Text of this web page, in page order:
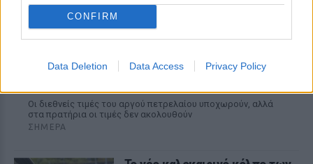
CONFIRM
Data Deletion Data Access Privacy Policy
Καύσιμα «φωτιά»: Η βενζίνη ξεπερνά τα 2
ευρώ το λίτρο παρά την πτώση του αργού
Οι διεθνείς τιμές του αργού πετρελαίου υποχωρούν, αλλά
στα πρατήρια οι τιμές δεν ακολουθούν
ΣΉΜΕΡΑ